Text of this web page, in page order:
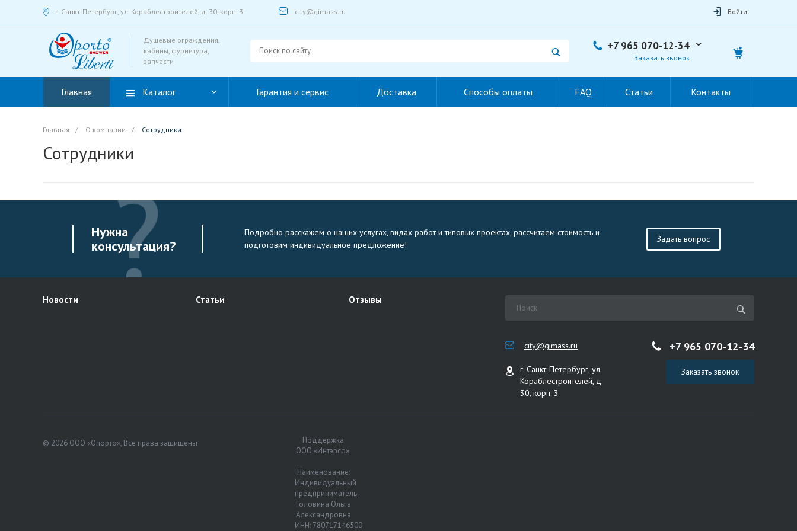
г. Санкт-Петербург, ул. Кораблестроителей, д. 30, корп. 3 city@gimass.ru Войти
Душевые ограждения,
кабины, фурнитура,
запчасти
+7 965 070-12-34
Заказать звонок
Главная Каталог Гарантия и сервис Доставка Способы оплаты FAQ Статьи Контакты
Главная / О компании / Сотрудники
Сотрудники
Нужна
консультация?
Подробно расскажем о наших услугах, видах работ и типовых проектах, рассчитаем стоимость и
подготовим индивидуальное предложение!
Задать вопрос
Новости Статьи Отзывы
city@gimass.ru
г. Санкт-Петербург, ул.
Кораблестроителей, д.
30, корп. 3
+7 965 070-12-34
Заказать звонок
© 2026 ООО «Опорто», Все права защищены
Поддержка
ООО «Интэрсо»
Наименование:
Индивидуальный
предприниматель
Головина Ольга
Александровна
ИНН: 780717146500